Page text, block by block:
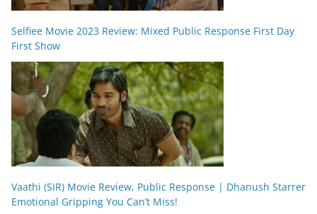
Selfiee Movie 2023 Review: Mixed Public Response First Day
First Show
Vaathi (SIR) Movie Review, Public Response | Dhanush Starrer
Emotional Gripping You Can’t Miss!